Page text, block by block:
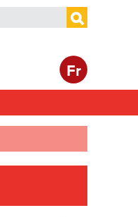
Fr